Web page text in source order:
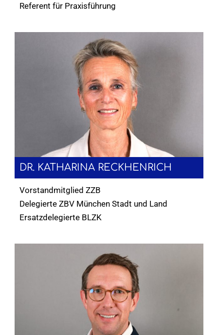
Referent für Praxisführung
DR. KATHARINA RECKHENRICH
Vorstandmitglied ZZB
Delegierte ZBV München Stadt und Land
Ersatzdelegierte BLZK